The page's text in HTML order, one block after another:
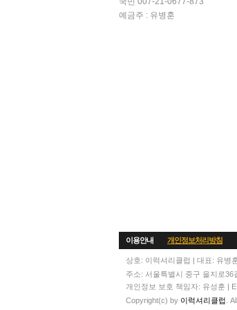
예금주 : 유병훈
이용안내 개인정보처리방침
상호: 이럭셔리클럽 | 대표: 유병
주소: 서울특별시 중구 을지로
개인정보 보호 책임자: 유성훈 |
Copyright(c) by 이럭셔리클럽 .